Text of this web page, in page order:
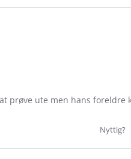
prøve ute men hans foreldre
Nyttig?